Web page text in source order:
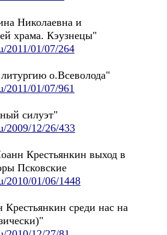
Николаевна и
храма. Кэузнецы"
2011/01/07/264
о.Всеволода"
2011/01/07/961
силуэт"
2009/12/26/433
Крестьянкин выход в
Псковские
2010/01/06/1448
среди нас на